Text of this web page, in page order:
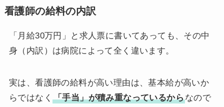
看護師の給料の内訳
「月給30万円」と求人票に書いてあっても、その中
身（内訳）は病院によって全く違います。
実は、看護師の給料が高い理由は、基本給が高いか
らではなく 「手当」が積み重なっているからなので